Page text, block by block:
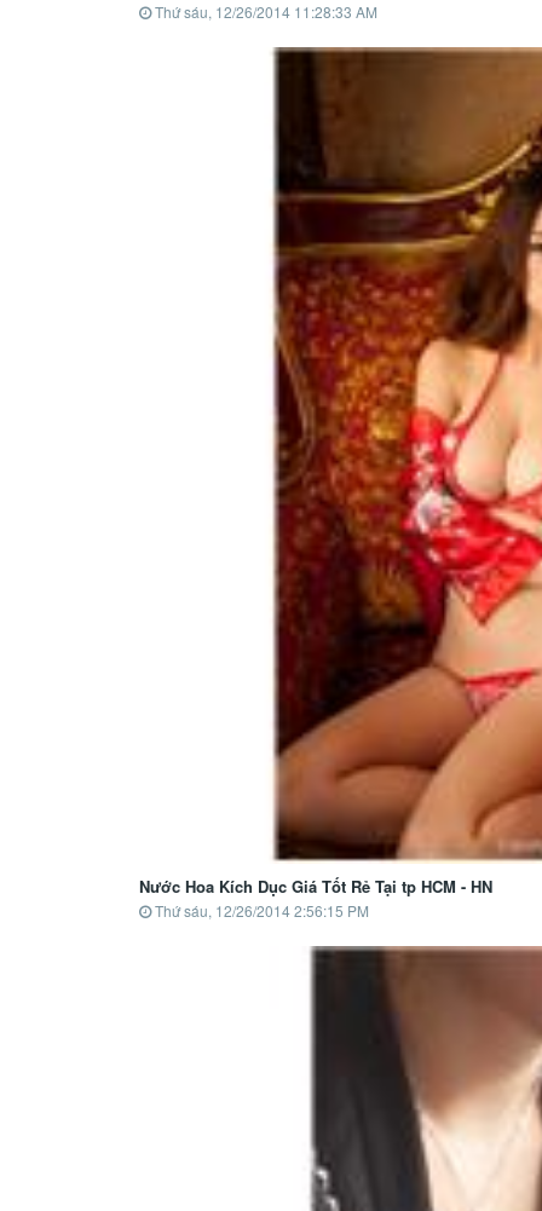
Thứ sáu, 12/26/2014 11:28:33 AM
Nước Hoa Kích Dục Giá Tốt Rẻ Tại tp HCM - HN
Thứ sáu, 12/26/2014 2:56:15 PM